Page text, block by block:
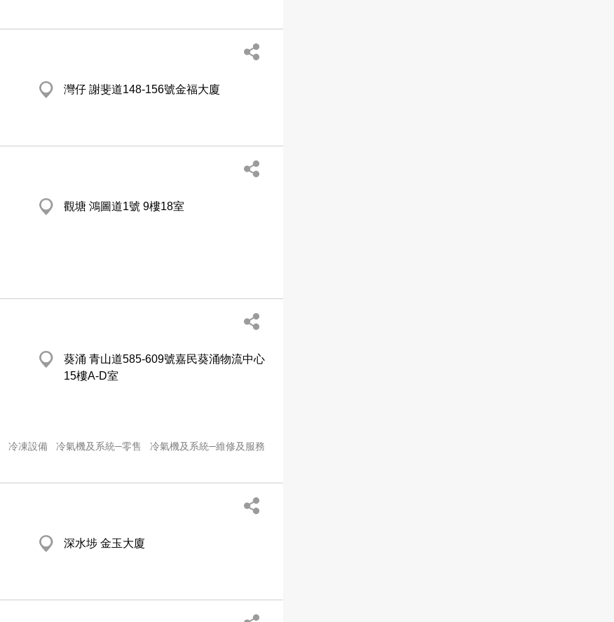
灣仔 謝斐道148-156號金福大廈
觀塘 鴻圖道1號 9樓18室
葵涌 青山道585-609號嘉民葵涌物流中心
15樓A-D室
冷凍設備 冷氣機及系統─零售 冷氣機及系統─維修及服務
深水埗 金玉大廈